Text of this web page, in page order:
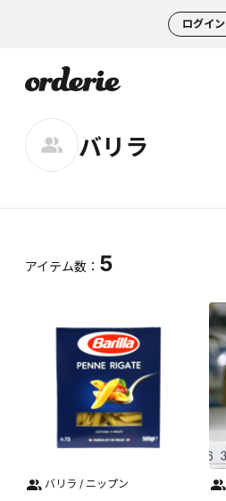
ログイン
バリラ
アイテム数： 5
バリラ / ニップン